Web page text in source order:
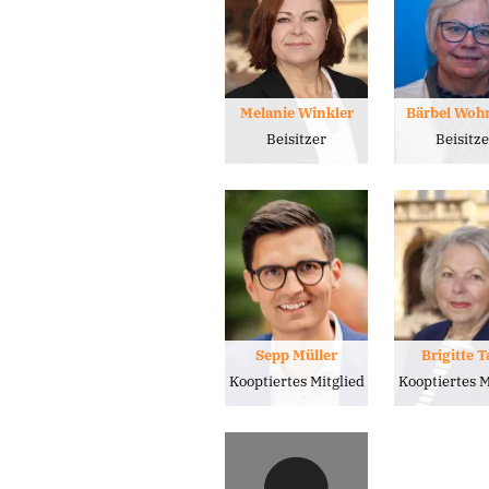
Melanie Winkler
Beisitzer
Bärbel
Sepp Müller
Kooptiertes Mitglied
Brigitte
Kooptiertes